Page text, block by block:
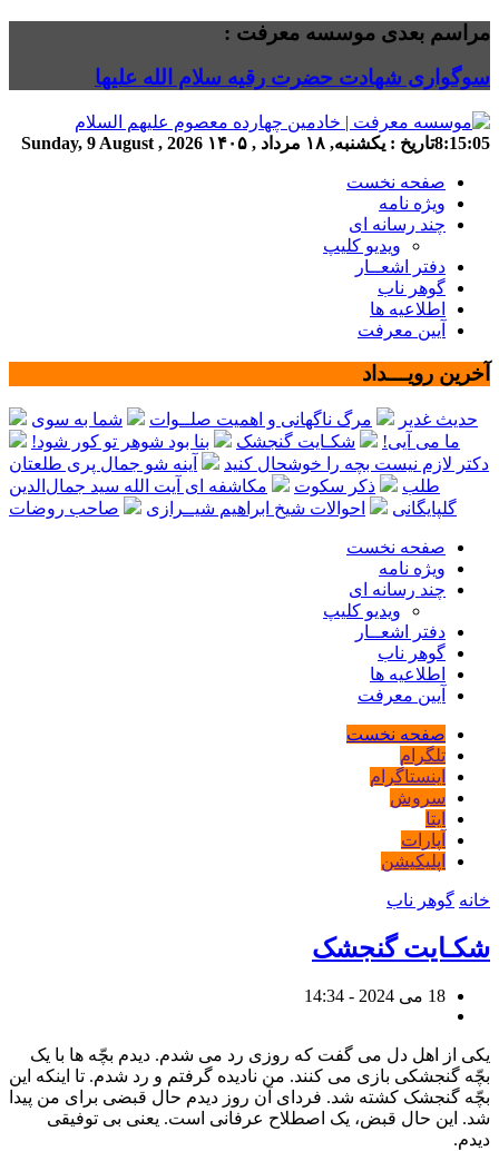
مراسم بعدی موسسه معرفت :
سوگواری شهادت حضرت رقیه سلام الله علیها
8:15:05تاریخ : یکشنبه, ۱۸ مرداد , ۱۴۰۵ Sunday, 9 August , 2026
صفحه نخست
ویژه نامه
چند رسانه ای
ویدیو کلیپ
دفتر اشعــار
گوهر ناب
اطلاعیه ها
آیین معرفت
آخرین رویـــداد
حدیث غدیر مرگ ناگهانی و اهمیت صلــوات
شما به سوی
ما می آیی!
شکـایت گنجشک
بنا بود شوهر تو کور شود!
دکتر لازم نیست بچه را خوشحال کنید
آینه شو جمال پری طلعتان
طلب
ذکر سکوت
مکاشفه ای آیت الله سید جمال‌الدین
گلپایگانی
احوالات شیخ ابراهیم شیــرازی صاحب روضات
صفحه نخست
ویژه نامه
چند رسانه ای
ویدیو کلیپ
دفتر اشعــار
گوهر ناب
اطلاعیه ها
آیین معرفت
صفحه نخست
تلگرام
اینستاگرام
سروش
ایتا
آپارات
اپلیکیشن
خانه گوهر ناب
شکـایت گنجشک
18 می 2024 - 14:34
یکی از اهل دل می گفت که روزی رد می شدم. دیدم بچّه ها با یک
بچّه گنجشکی بازی می کنند. من نادیده گرفتم و رد شدم. تا اینکه این
بچّه گنجشک کشته شد. فردای آن روز دیدم حال قبضی برای من پیدا
شد. این حال قبض، یک اصطلاح عرفانی است. یعنی بی توفیقی
دیدم.